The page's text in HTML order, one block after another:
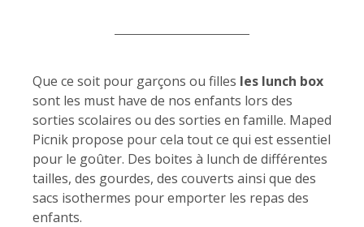
Que ce soit pour garçons ou filles les lunch box
sont les must have de nos enfants lors des
sorties scolaires ou des sorties en famille. Maped
Picnik propose pour cela tout ce qui est essentiel
pour le goûter. Des boites à lunch de différentes
tailles, des gourdes, des couverts ainsi que des
sacs isothermes pour emporter les repas des
enfants.